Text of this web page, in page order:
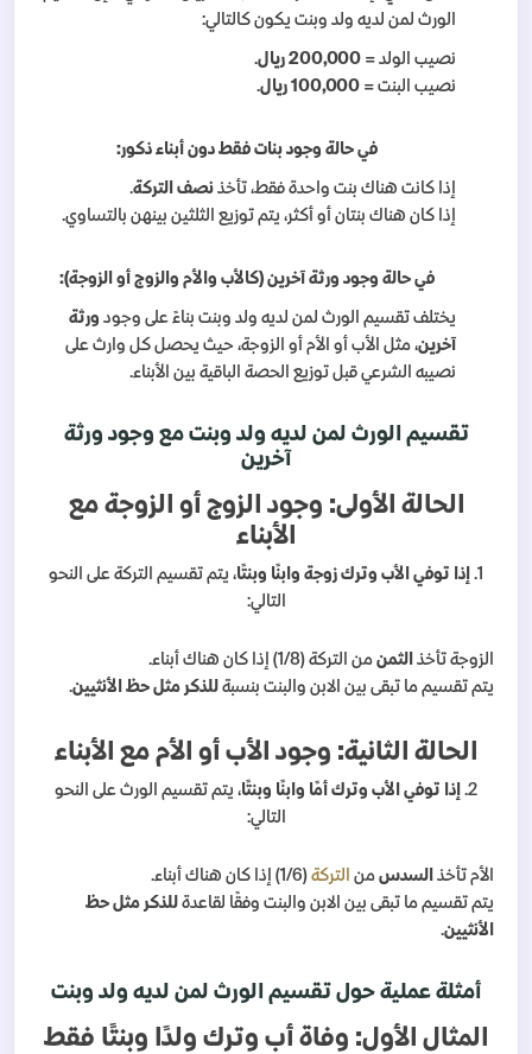
الورث لمن لديه ولد وبنت يكون كالتالي:
نصيب الولد = 200,000 ريال
.
نصيب البنت = 100,000 ريال .
في حالة وجود بنات فقط دون أبناء ذكور:
إذا كانت هناك بنت واحدة فقط، تأخذ نصف التركة.
إذا كان هناك بنتان أو أكثر، يتم توزيع الثلثين بينهن بالتساوي.
في حالة وجود ورثة آخرين (كالأب والأم والزوج أو الزوجة):
يختلف تقسيم الورث لمن لديه ولد وبنت بناءً على وجود ورثة
آخرين، مثل الأب أو الأم أو الزوجة، حيث يحصل كل وارث على
نصيبه الشرعي قبل توزيع الحصة الباقية بين الأبناء.
تقسيم الورث لمن لديه ولد وبنت مع وجود ورثة
آخرين
الحالة الأولى: وجود الزوج أو الزوجة مع
الأبناء
1. إذا توفي الأب وترك زوجة وابنًا وبنتًا، يتم تقسيم التركة على النحو
التالي:
الزوجة تأخذ الثمن من التركة (1/8) إذا كان هناك أبناء.
يتم تقسيم ما تبقى بين الابن والبنت بنسبة للذكر مثل حظ الأنثيين.
الحالة الثانية: وجود الأب أو الأم مع الأبناء
2. إذا توفي الأب وترك أمًا وابنًا وبنتًا، يتم تقسيم الورث على النحو
التالي:
الأم تأخذ السدس من التركة (1/6) إذا كان هناك أبناء.
يتم تقسيم ما تبقى بين الابن والبنت وفقًا لقاعدة للذكر مثل حظ
الأنثيين.
أمثلة عملية حول تقسيم الورث لمن لديه ولد وبنت
المثال الأول: وفاة أب وترك ولدًا وبنتًا فقط